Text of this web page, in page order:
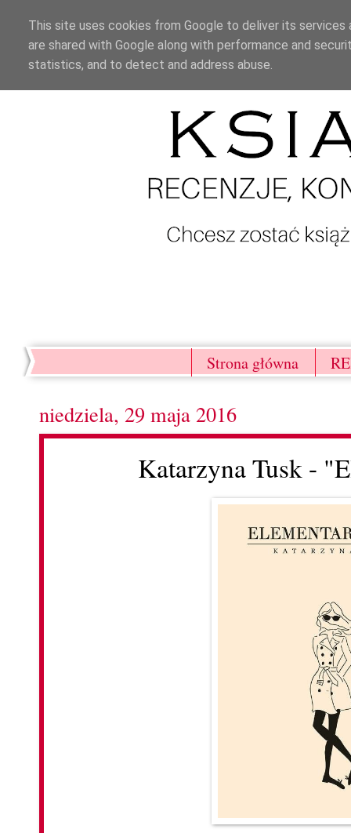
Strona główna
niedziela, 29 maja 2016
Katarzyna Tusk -
This site uses cookies from Google to deliver its
are shared with Google along with performance and
statistics, and to detect and address abuse.